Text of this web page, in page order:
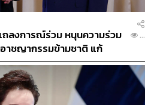
THE PHOTOGRAPHER
พูลเสถียร
พข่าว ประจำสำนักข่าว THE
ลงการณ์ร่วม หนุนความร่วม
าชญากรรมข้ามชาติ แก้
น้ำ
...